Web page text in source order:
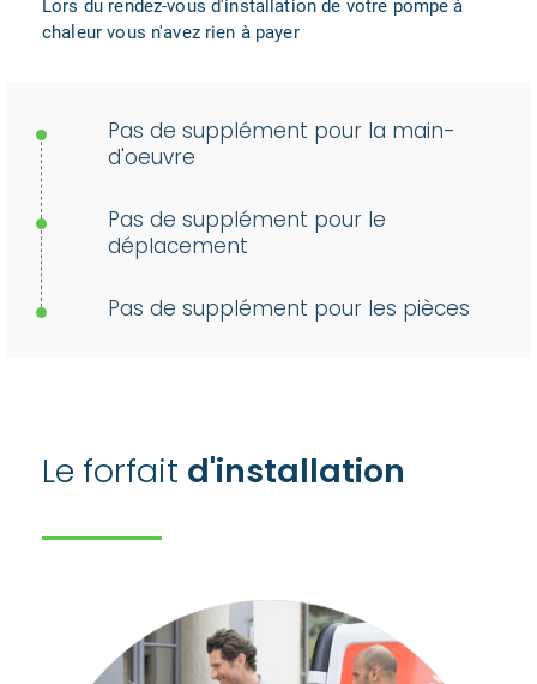
Lors du rendez-vous d'installation de votre pompe à
chaleur vous n'avez rien à payer
Pas de supplément pour la main-
d'oeuvre
Pas de supplément pour le
déplacement
Pas de supplément pour les pièces
Le forfait d'installation